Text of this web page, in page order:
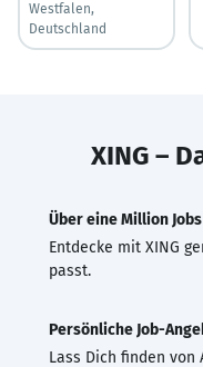
Westfalen,
Deutschland
XING –
Über eine Million Jobs
Entdecke mit XING
passt.
Persönliche Job-
Lass Dich finden von